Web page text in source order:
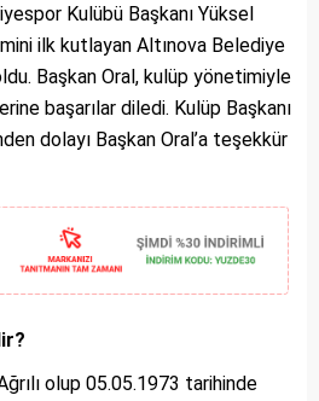
Kulübü Başkanı Yüksel
ilk kutlayan Altınova Belediye
Başkan Oral, kulüp yönetimiyle
başarılar diledi. Kulüp Başkanı
dolayı Başkan Oral’a teşekkür
olup 05.05.1973 tarihinde